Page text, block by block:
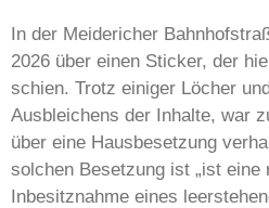
In der Meidericher
2026 über einen Sticker, der
schien. Trotz einiger Löcher
Ausbleichens der Inhalte, war
über eine Hausbesetzung
solchen Besetzung ist „ist
Inbesitznahme eines